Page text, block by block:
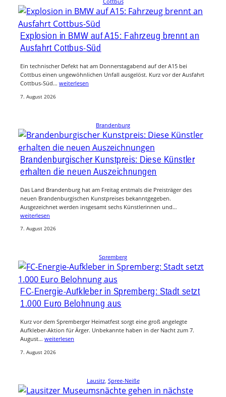
Explosion in BMW auf A15: Fahrzeug brennt an
Ausfahrt Cottbus-Süd
Ein technischer Defekt hat am Donnerstagabend auf der A15 bei
Cottbus einen ungewöhnlichen Unfall ausgelöst. Kurz vor der Ausfahrt
Cottbus-Süd… weiterlesen
7. August 2026
Brandenburg
Brandenburgischer Kunstpreis: Diese Künstler
erhalten die neuen Auszeichnungen
Das Land Brandenburg hat am Freitag erstmals die Preisträger des
neuen Brandenburgischen Kunstpreises bekanntgegeben.
Ausgezeichnet werden insgesamt sechs Künstlerinnen und…
weiterlesen
7. August 2026
Spremberg
FC-Energie-Aufkleber in Spremberg: Stadt setzt
1.000 Euro Belohnung aus
Kurz vor dem Spremberger Heimatfest sorgt eine groß angelegte
Aufkleber-Aktion für Ärger. Unbekannte haben in der Nacht zum 7.
August… weiterlesen
7. August 2026
Lausitz, Spree-Neiße